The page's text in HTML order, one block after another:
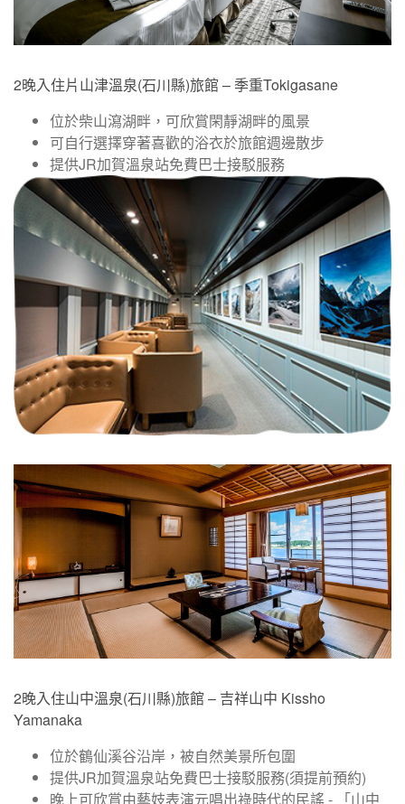
2晚入住片山津溫泉(石川縣)旅館 – 季重Tokigasane
位於柴山瀉湖畔，可欣賞閑靜湖畔的風景
可自行選擇穿著喜歡的浴衣於旅館週邊散步
提供JR加賀溫泉站免費巴士接駁服務
2晚入住山中溫泉(石川縣)旅館 – 吉祥山中 Kissho
Yamanaka
位於鶴仙溪谷沿岸，被自然美景所包圍
提供JR加賀溫泉站免費巴士接駁服務(須提前預約)
晚上可欣賞由藝妓表演元唱出祿時代的民謠 - 「山中